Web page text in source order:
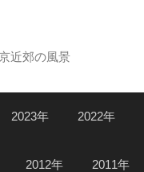
近郊の風景
2023年 2022年
2012年 2011年